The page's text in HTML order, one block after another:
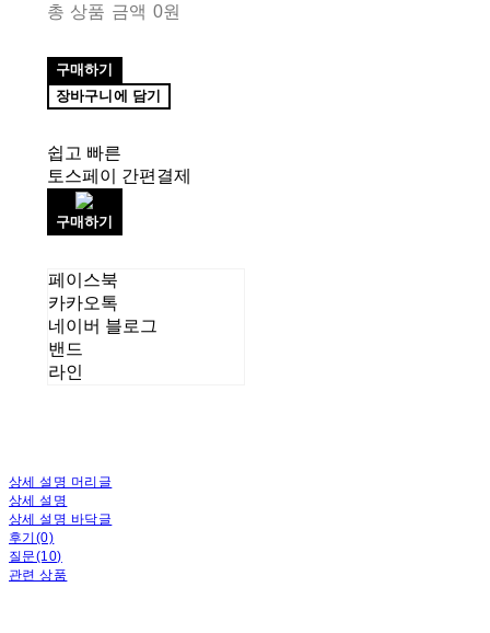
총 상품 금액 0원
구매하기
장바구니에 담기
쉽고 빠른
토스페이 간편결제
구매하기
페이스북
카카오톡
네이버 블로그
밴드
라인
상세 설명 머리글
상세 설명
상세 설명 바닥글
후기(0)
질문(10)
관련 상품